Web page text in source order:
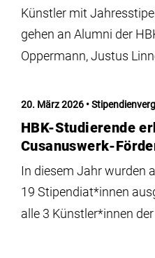
Künstler mit
gehen an Alumni der
Oppermann, Justus
20. März 2026
HBK-Studierende
Cusanuswerk-
In diesem Jahr wurden
19 Stipendiat*innen
alle 3 Künstler*innen der